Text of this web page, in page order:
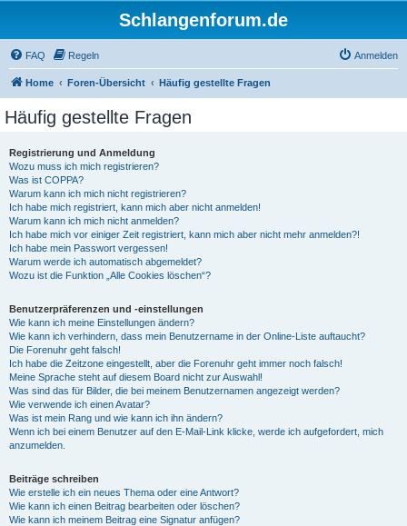
Schlangenforum.de
FAQ Regeln Anmelden
Home Foren-Übersicht Häufig gestellte Fragen
Häufig gestellte Fragen
Registrierung und Anmeldung
Wozu muss ich mich registrieren?
Was ist COPPA?
Warum kann ich mich nicht registrieren?
Ich habe mich registriert, kann mich aber nicht anmelden!
Warum kann ich mich nicht anmelden?
Ich habe mich vor einiger Zeit registriert, kann mich aber nicht mehr anmelden?!
Ich habe mein Passwort vergessen!
Warum werde ich automatisch abgemeldet?
Wozu ist die Funktion „Alle Cookies löschen“?
Benutzerpräferenzen und -einstellungen
Wie kann ich meine Einstellungen ändern?
Wie kann ich verhindern, dass mein Benutzername in der Online-Liste auftaucht?
Die Forenuhr geht falsch!
Ich habe die Zeitzone eingestellt, aber die Forenuhr geht immer noch falsch!
Meine Sprache steht auf diesem Board nicht zur Auswahl!
Was sind das für Bilder, die bei meinem Benutzernamen angezeigt werden?
Wie verwende ich einen Avatar?
Was ist mein Rang und wie kann ich ihn ändern?
Wenn ich bei einem Benutzer auf den E-Mail-Link klicke, werde ich aufgefordert, mich
anzumelden.
Beiträge schreiben
Wie erstelle ich ein neues Thema oder eine Antwort?
Wie kann ich einen Beitrag bearbeiten oder löschen?
Wie kann ich meinem Beitrag eine Signatur anfügen?